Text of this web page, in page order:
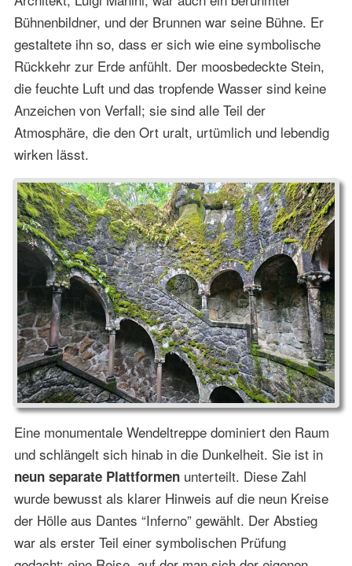
Bühnenbildner, und der Brunnen war seine Bühne. Er
gestaltete ihn so, dass er sich wie eine symbolische
Rückkehr zur Erde anfühlt. Der moosbedeckte Stein,
die feuchte Luft und das tropfende Wasser sind keine
Anzeichen von Verfall; sie sind alle Teil der
Atmosphäre, die den Ort uralt, urtümlich und lebendig
wirken lässt.
Eine monumentale Wendeltreppe dominiert den Raum
und schlängelt sich hinab in die Dunkelheit. Sie ist in
neun separate Plattformenunterteilt. Diese Zahl
wurde bewusst als klarer Hinweis auf die neun Kreise
der Hölle aus Dantes “Inferno” gewählt. Der Abstieg
war als erster Teil einer symbolischen Prüfung